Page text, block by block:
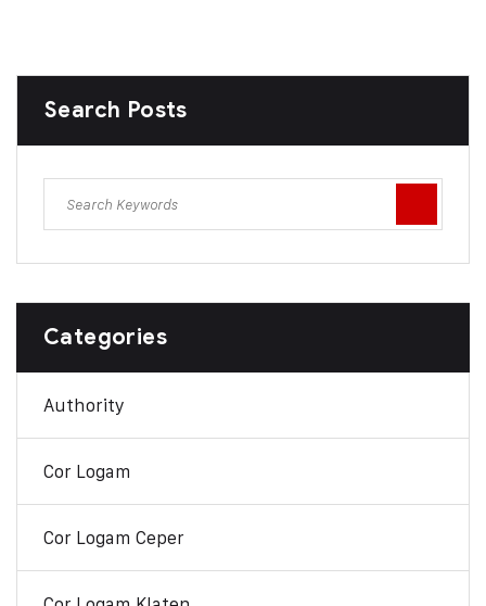
Search Posts
Categories
Authority
Cor Logam
Cor Logam Ceper